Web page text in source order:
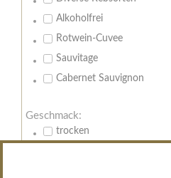
Alkoholfrei
Rotwein-Cuvee
Sauvitage
Cabernet Sauvignon
Geschmack:
trocken